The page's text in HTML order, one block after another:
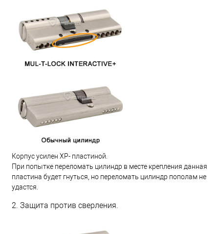
Корпус усилен XP- пластиной.
При попытке переломать цилиндр в месте крепления данная
пластина будет гнуться, но переломать цилиндр пополам не
удастся.
2. Защита против сверления.